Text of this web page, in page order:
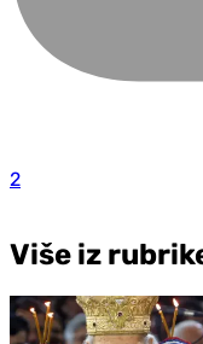
2
Više iz